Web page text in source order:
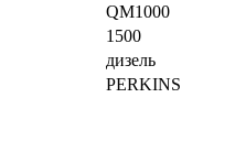
QM1000
1500
дизель
PERKINS